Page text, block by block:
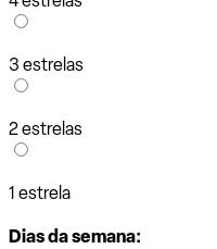
3 estrelas
2 estrelas
1 estrela
Dias da semana: